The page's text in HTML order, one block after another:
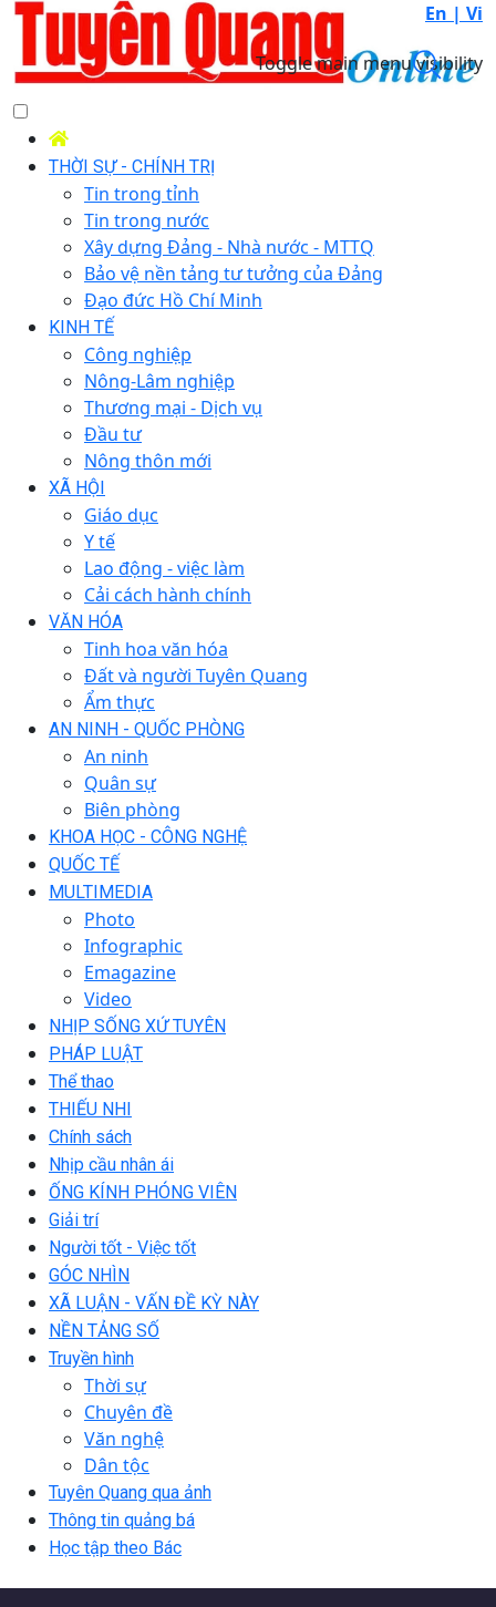
En | Vi
Toggle main menu visibility
THỜI SỰ - CHÍNH TRỊ
Tin trong tỉnh
Tin trong nước
Xây dựng Đảng - Nhà nước - MTTQ
Bảo vệ nền tảng tư tưởng của Đảng
Đạo đức Hồ Chí Minh
KINH TẾ
Công nghiệp
Nông-Lâm nghiệp
Thương mại - Dịch vụ
Đầu tư
Nông thôn mới
XÃ HỘI
Giáo dục
Y tế
Lao động - việc làm
Cải cách hành chính
VĂN HÓA
Tinh hoa văn hóa
Đất và người Tuyên Quang
Ẩm thực
AN NINH - QUỐC PHÒNG
An ninh
Quân sự
Biên phòng
KHOA HỌC - CÔNG NGHỆ
QUỐC TẾ
MULTIMEDIA
Photo
Infographic
Emagazine
Video
NHỊP SỐNG XỨ TUYÊN
PHÁP LUẬT
Thể thao
THIẾU NHI
Chính sách
Nhịp cầu nhân ái
ỐNG KÍNH PHÓNG VIÊN
Giải trí
Người tốt - Việc tốt
GÓC NHÌN
XÃ LUẬN - VẤN ĐỀ KỲ NÀY
NỀN TẢNG SỐ
Truyền hình
Thời sự
Chuyên đề
Văn nghệ
Dân tộc
Tuyên Quang qua ảnh
Thông tin quảng bá
Học tập theo Bác